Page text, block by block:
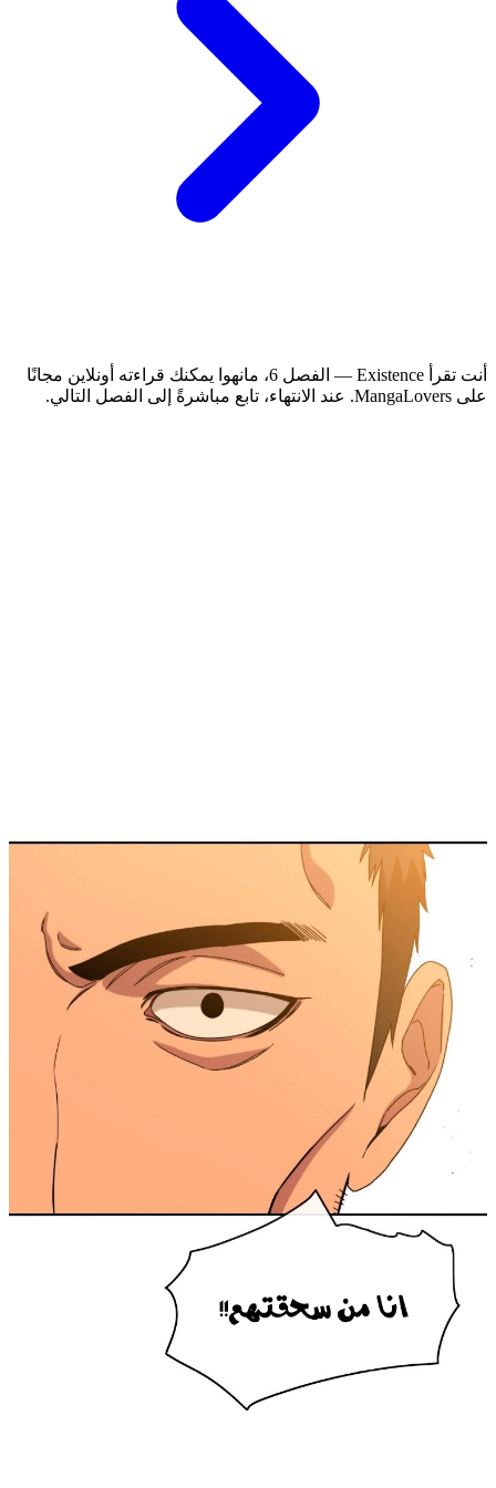
أنت تقرأ Existence — الفصل 6، مانهوا يمكنك قراءته أونلاين مجانًا
على MangaLovers.
عند الانتهاء، تابع مباشرةً إلى الفصل التالي.